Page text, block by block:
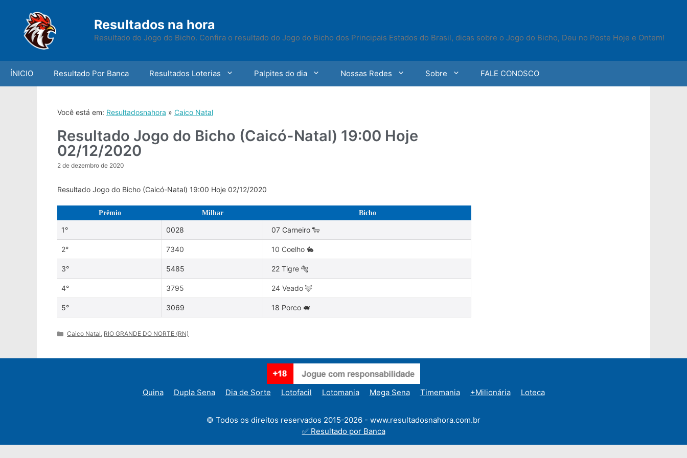
Resultados na hora
Resultado do Jogo do Bicho. Confira o resultado do Jogo do Bicho dos Principais Estados do Brasil, dicas sobre o Jogo do Bicho, Deu no Poste Hoje e Ontem!
ÍNICIO Resultado Por Banca Resultados Loterias Palpites do dia Nossas Redes Sobre FALE CONOSCO
Você está em: Resultadosnahora » Caico Natal
Resultado Jogo do Bicho (Caicó-Natal) 19:00 Hoje
02/12/2020
2 de dezembro de 2020
Resultado Jogo do Bicho (Caicó-Natal) 19:00 Hoje 02/12/2020
Prêmio Milhar Bicho
1° 0028 07 Carneiro 🐑
2° 7340 10 Coelho 🐇
3° 5485 22 Tigre 🐅
4° 3795 24 Veado 🦌
5° 3069 18 Porco 🐖
Categories
Caico Natal, RIO GRANDE DO NORTE (RN)
Quina Dupla Sena Dia de Sorte Lotofacil Lotomania Mega Sena Timemania +Milionária Loteca
© Todos os direitos reservados 2015-2026 - www.resultadosnahora.com.br
✅ Resultado por Banca